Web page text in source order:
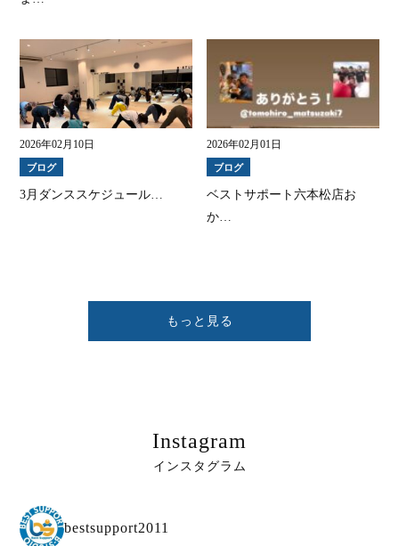
2026年02月10日
ブログ
3月ダンススケジュール…
2026年02月01日
ブログ
ベストサポート六本松店お
か…
もっと見る
Instagram
インスタグラム
bestsupport2011